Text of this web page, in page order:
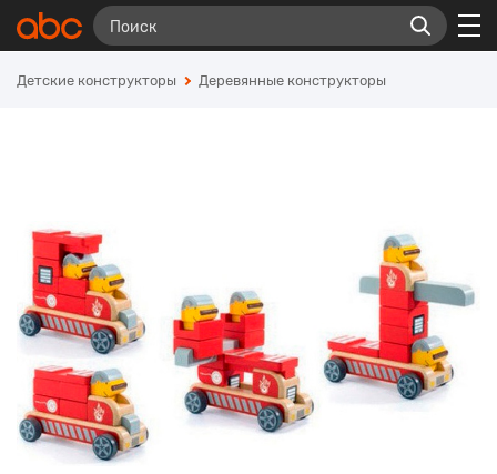
Детские конструкторы Деревянные конструкторы